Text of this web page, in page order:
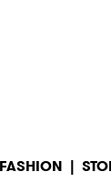
FASHION |